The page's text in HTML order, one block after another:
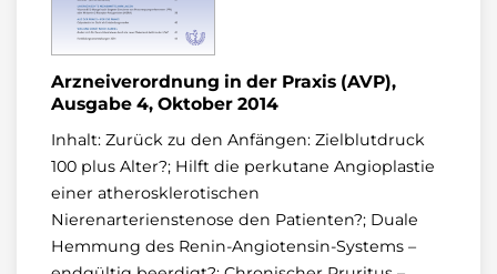
Arzneiverordnung in der Praxis (AVP),
Ausgabe 4, Oktober 2014
Inhalt: Zurück zu den Anfängen: Zielblutdruck
100 plus Alter?; Hilft die perkutane Angioplastie
einer atherosklerotischen
Nierenarterienstenose den Patienten?; Duale
Hemmung des Renin-Angiotensin-Systems –